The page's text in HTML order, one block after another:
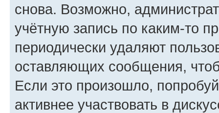
снова. Возможно,
учётную запись по каким-то
периодически удаляют
оставляющих сообщения,
Если это произошло,
активнее участвовать в